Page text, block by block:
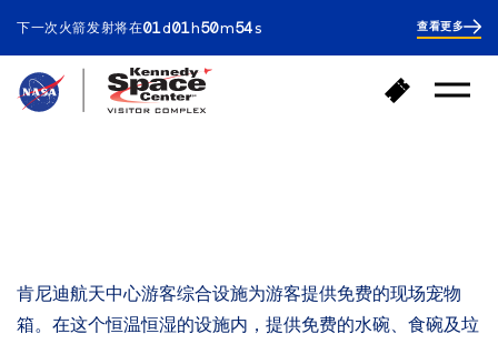
下一次火箭发射将在01d ay
01 hour
50minutes
54seconds
day1
hour51
minutes
查看更多
打
肯尼迪航天中心游客综合设施为游客提供免费的现场宠物
箱。在这个恒温恒湿的设施内，提供免费的水碗、食碗及垃